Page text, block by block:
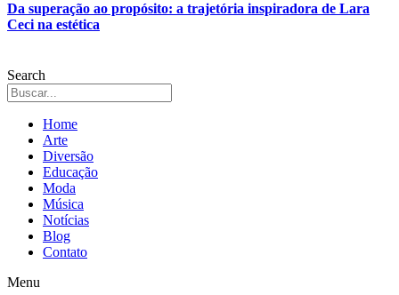
Da superação ao propósito: a trajetória inspiradora de Lara
Ceci na estética
Search
Home
Arte
Diversão
Educação
Moda
Música
Notícias
Blog
Contato
Menu